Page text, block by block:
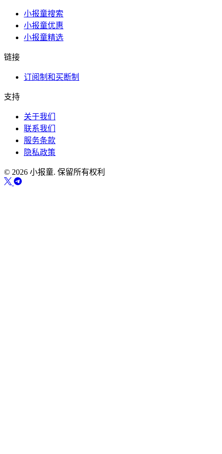
小报童搜索
小报童优惠
小报童精选
链接
订阅制和买断制
支持
关于我们
联系我们
服务条款
隐私政策
© 2026 小报童. 保留所有权利